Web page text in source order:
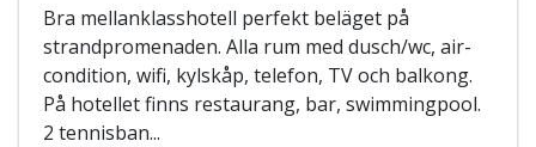
Bra mellanklasshotell perfekt beläget på
strandpromenaden. Alla rum med dusch/wc, air-
condition, wifi, kylskåp, telefon, TV och balkong.
På hotellet finns restaurang, bar, swimmingpool.
2 tennisban...